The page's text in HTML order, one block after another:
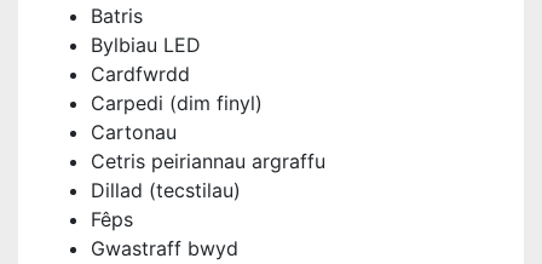
Batris
Bylbiau LED
Cardfwrdd
Carpedi (dim finyl)
Cartonau
Cetris peiriannau argraffu
Dillad (tecstilau)
Fêps
Gwastraff bwyd